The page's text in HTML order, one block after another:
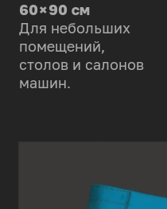
60 × 90 см
Для небольших
помещений,
столов и салонов
машин.